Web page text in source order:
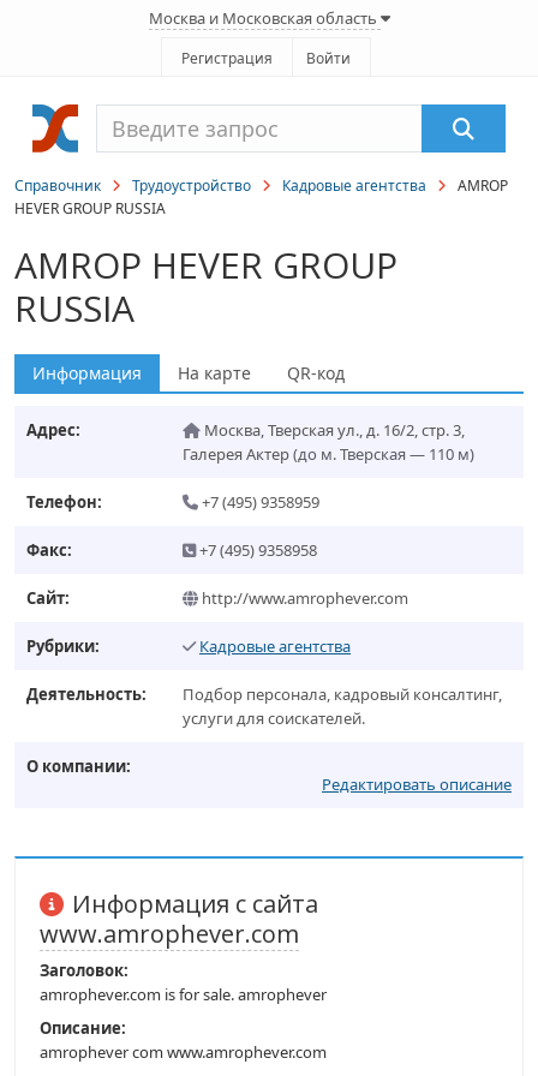
Москва и Московская область
Регистрация Войти
Справочник Трудоустройство Кадровые агентства
AMROP
HEVER GROUP RUSSIA
AMROP HEVER GROUP
RUSSIA
Информация На карте QR-код
Адрес: Москва,Тверская ул., д. 16/2, стр. 3,
Галерея Актер(до м. Тверская — 110 м)
Телефон: +7 (495) 9358959
Факс: +7 (495) 9358958
Сайт: http://www.amrophever.com
Рубрики: Кадровые агентства
Деятельность:
Подбор персонала, кадровый консалтинг,
услуги для соискателей.
О компании:
Редактировать описание
Информация с сайта
www.amrophever.com
Заголовок:
amrophever.com is for sale. amrophever
Описание:
amrophever com www.amrophever.com